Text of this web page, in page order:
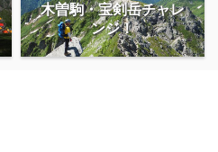
木曽駒・宝剣岳チャレ
ンジ！